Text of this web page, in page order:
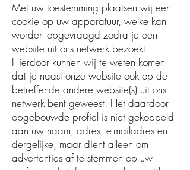
Met uw toestemming plaatsen wij een
cookie op uw apparatuur, welke kan
worden opgevraagd zodra je een
website uit ons netwerk bezoekt.
Hierdoor kunnen wij te weten komen
dat je naast onze website ook op de
betreffende andere website(s) uit ons
netwerk bent geweest. Het daardoor
opgebouwde profiel is niet gekoppeld
aan uw naam, adres, e-mailadres en
dergelijke, maar dient alleen om
advertenties af te stemmen op uw